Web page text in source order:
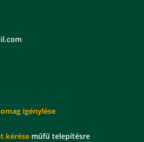
igénylése
kérése műfű telepítésre